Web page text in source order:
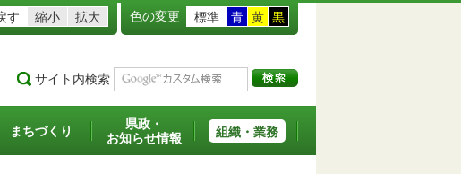
す 縮小 拡大 色の変更 標準 青 黄 黒
サイト内検索
まちづくり
県政・
お知らせ情報
組織・業務